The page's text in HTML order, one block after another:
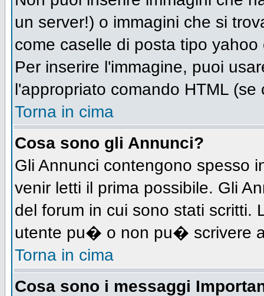
un server!) o immagini che si
come caselle di posta tipo
Per inserire l'immagine, puoi
l'appropriato comando HTML (se
Torna in cima
Cosa sono gli Annunci?
Gli Annunci contengono spesso
venir letti il prima possibile. Gli
del forum in cui sono stati
utente pu� o non pu� scrivere
Torna in cima
Cosa sono i messaggi